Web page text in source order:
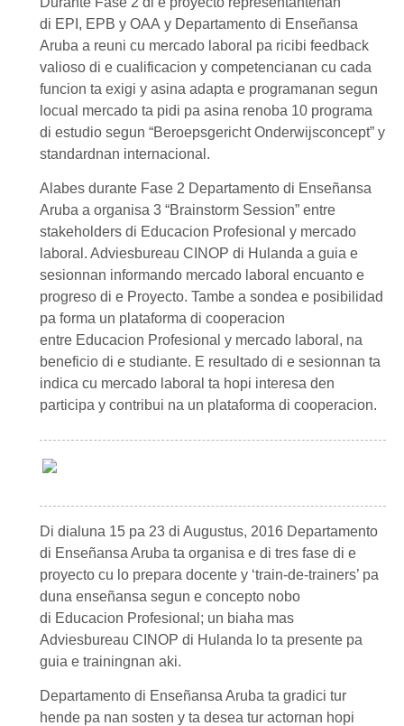
di EPI , EPB y OAA y Departamento di Enseñansa
Aruba a reuni cu mercado laboral pa ricibi feedback
valioso di e cualificacion y competencianan cu cada
funcion ta exigi y asina adapta e programanan segun
locual mercado ta pidi pa asina renoba 10 programa
di estudio segun “Beroepsgericht Onderwijsconcept” y
standardnan internacional.
Alabes durante Fase 2 Departamento di Enseñansa
Aruba a organisa 3 “Brainstorm Session” entre
stakeholders di Educacion Profesional y mercado
laboral. Adviesbureau CINOP di Hulanda a guia e
sesionnan informando mercado laboral encuanto e
progreso di e Proyecto. Tambe a sondea e posibilidad
pa forma un plataforma di cooperacion
entre Educacion Profesional y mercado laboral, na
beneficio di e studiante. E resultado di e sesionnan ta
indica cu mercado laboral ta hopi interesa den
participa y contribui na un plataforma di cooperacion.
Di dialuna 15 pa 23 di Augustus, 2016 Departamento
di Enseñansa Aruba ta organisa e di tres fase di e
proyecto cu lo prepara docente y ‘train-de-trainers’ pa
duna enseñansa segun e concepto nobo
di Educacion Profesional ; un biaha mas
Adviesbureau CINOP di Hulanda lo ta presente pa
guia e trainingnan aki.
Departamento di Enseñansa Aruba ta gradici tur
hende pa nan sosten y ta desea tur actornan hopi